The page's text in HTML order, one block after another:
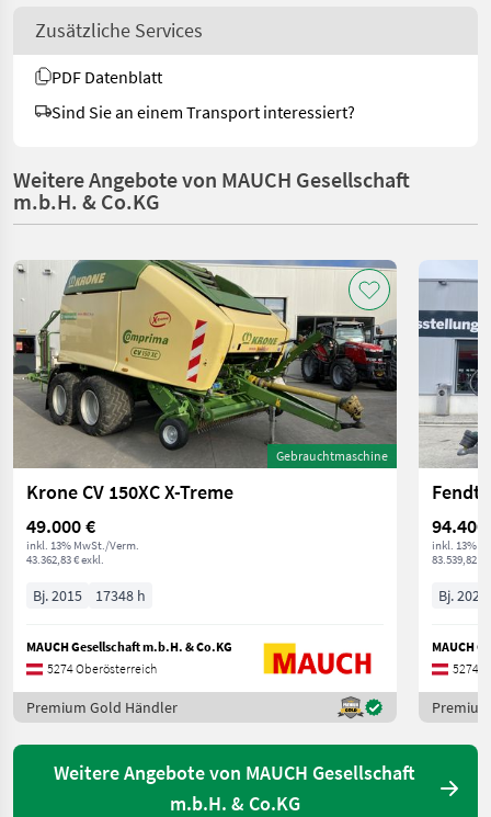
Zusätzliche Services
PDF Datenblatt
Sind Sie an einem Transport interessiert?
Weitere Angebote von MAUCH Gesellschaft
m.b.H. & Co.KG
Gebrauchtmaschine
Krone CV 150XC X-Treme
49.000 €
inkl. 13% MwSt./Verm.
43.362,83 € exkl.
Bj. 2015 17348 h
MAUCH Gesellschaft m.b.H. & Co.KG
5274 Oberösterreich
Premium Gold Händler
Fendt
94.400
inkl. 13%
83.539,82 €
Bj. 2023
MAUCH
5274
Weitere Angebote von MAUCH Gesellschaft
m.b.H. & Co.KG